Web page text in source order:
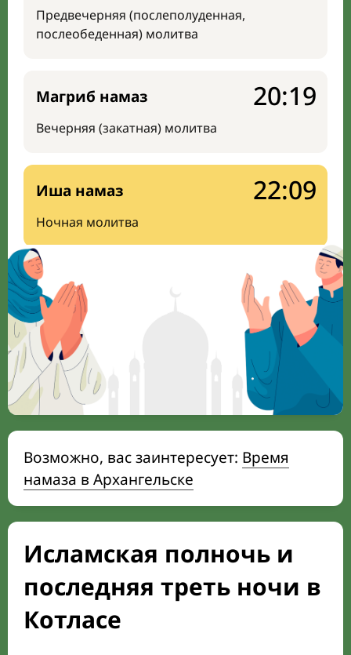
Предвечерняя (послеполуденная,
послеобеденная) молитва
Магриб намаз
Вечерняя (закатная) молитва
20:19
Иша намаз
Ночная молитва
22:09
Возможно, вас заинтересует: Время
намаза в Архангельске
Исламская полночь и
последняя треть ночи в
Котласе